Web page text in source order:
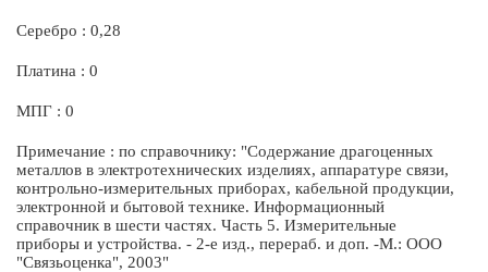
Серебро : 0,28
Платина : 0
МПГ : 0
Примечание : по справочнику: "Содержание драгоценных
металлов в электротехнических изделиях, аппаратуре связи,
контрольно-измерительных приборах, кабельной продукции,
электронной и бытовой технике. Информационный
справочник в шести частях. Часть 5. Измерительные
приборы и устройства. - 2-е изд., перераб. и доп. -М.: ООО
"Связьоценка", 2003"